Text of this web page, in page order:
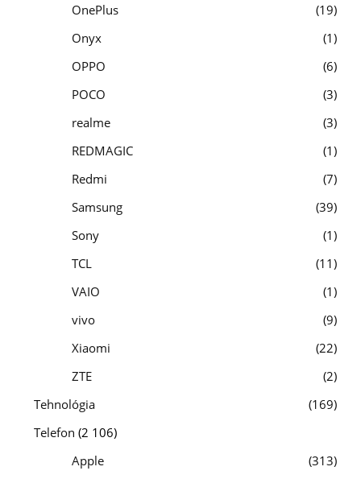
OnePlus
19
Onyx
1
OPPO
6
POCO
3
realme
3
REDMAGIC
1
Redmi
7
Samsung
39
Sony
1
TCL
11
VAIO
1
vivo
9
Xiaomi
22
ZTE
2
Tehnológia
169
Telefon (2 106)
Apple
313